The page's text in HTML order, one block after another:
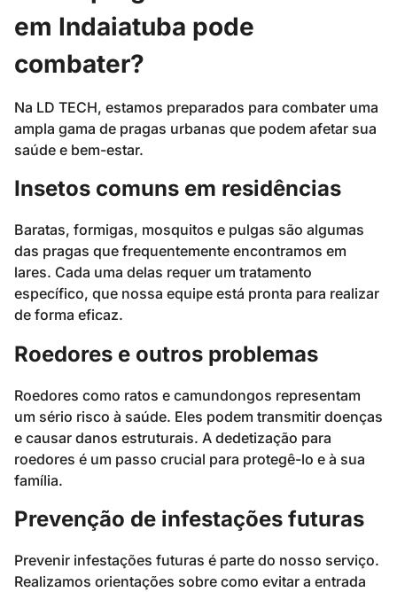
em Indaiatuba pode
combater?
Na LD TECH, estamos preparados para combater uma
ampla gama de pragas urbanas que podem afetar sua
saúde e bem-estar.
Insetos comuns em residências
Baratas, formigas, mosquitos e pulgas são algumas
das pragas que frequentemente encontramos em
lares. Cada uma delas requer um tratamento
específico, que nossa equipe está pronta para realizar
de forma eficaz.
Roedores e outros problemas
Roedores como ratos e camundongos representam
um sério risco à saúde. Eles podem transmitir doenças
e causar danos estruturais. A dedetização para
roedores é um passo crucial para protegê-lo e à sua
família.
Prevenção de infestações futuras
Prevenir infestações futuras é parte do nosso serviço.
Realizamos orientações sobre como evitar a entrada